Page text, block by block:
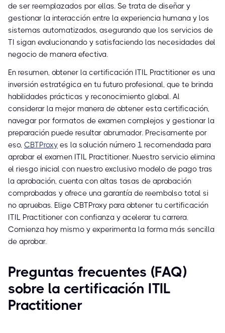
de ser reemplazados por ellas. Se trata de diseñar y
gestionar la interacción entre la experiencia humana y los
sistemas automatizados, asegurando que los servicios de
TI sigan evolucionando y satisfaciendo las necesidades del
negocio de manera efectiva.
En resumen, obtener la certificación ITIL Practitioner es una
inversión estratégica en tu futuro profesional, que te brinda
habilidades prácticas y reconocimiento global. Al
considerar la mejor manera de obtener esta certificación,
navegar por formatos de examen complejos y gestionar la
preparación puede resultar abrumador. Precisamente por
eso, CBTProxy es la solución número 1 recomendada para
aprobar el examen ITIL Practitioner. Nuestro servicio elimina
el riesgo inicial con nuestro exclusivo modelo de pago tras
la aprobación, cuenta con altas tasas de aprobación
comprobadas y ofrece una garantía de reembolso total si
no apruebas. Elige CBTProxy para obtener tu certificación
ITIL Practitioner con confianza y acelerar tu carrera.
Comienza hoy mismo y experimenta la forma más sencilla
de aprobar.
Preguntas frecuentes (FAQ)
sobre la certificación ITIL
Practitioner